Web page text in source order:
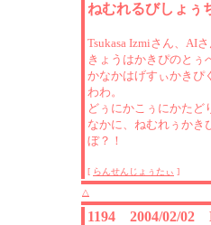
ねむれるびしょぅ
Tsukasa Izmiさん、AI
きょうはかきぴのとぅ
かなかはげすぃかきぴ
わわ。
どぅにかこぅにかたど
なかに、ねむれぅかき
ぼ？！
[ らんせんじょぅたぃ ]
△
1194 2004/02/